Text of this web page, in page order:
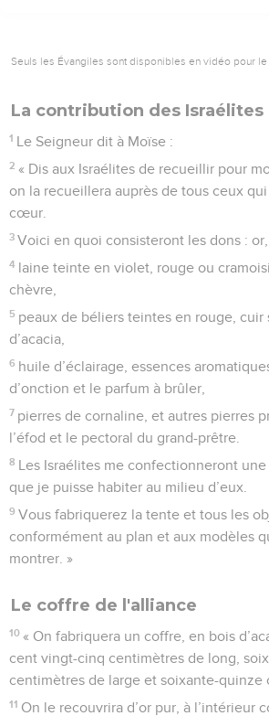
Seuls les Évangiles sont disponibles en vidéo pour le
La contribution des Israélites
1 Le Seigneur dit à Moïse :
2 « Dis aux Israélites de recueillir pour
on la recueillera auprès de tous ceux
cœur.
3 Voici en quoi consisteront les dons :
4 laine teinte en violet, rouge ou
chèvre,
5 peaux de béliers teintes en rouge, cuir
d’acacia,
6 huile d’éclairage, essences
d’onction et le parfum à brûler,
7 pierres de cornaline, et autres pierres
l’éfod et le pectoral du grand-prêtre.
8 Les Israélites me confectionneront
que je puisse habiter au milieu d’eux.
9 Vous fabriquerez la tente et tous les
conformément au plan et aux modèles
montrer. »
Le coffre de l'alliance
10 « On fabriquera un coffre, en bois
cent vingt-cinq centimètres de long,
centimètres de large et soixante-quinze
11 On le recouvrira d’or pur, à l’intérieur